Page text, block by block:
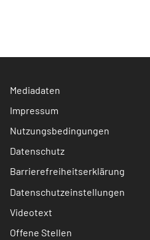
Mediadaten
Impressum
Nutzungsbedingungen
Datenschutz
Barrierefreiheitserklärung
Datenschutzeinstellungen
Videotext
Offene Stellen